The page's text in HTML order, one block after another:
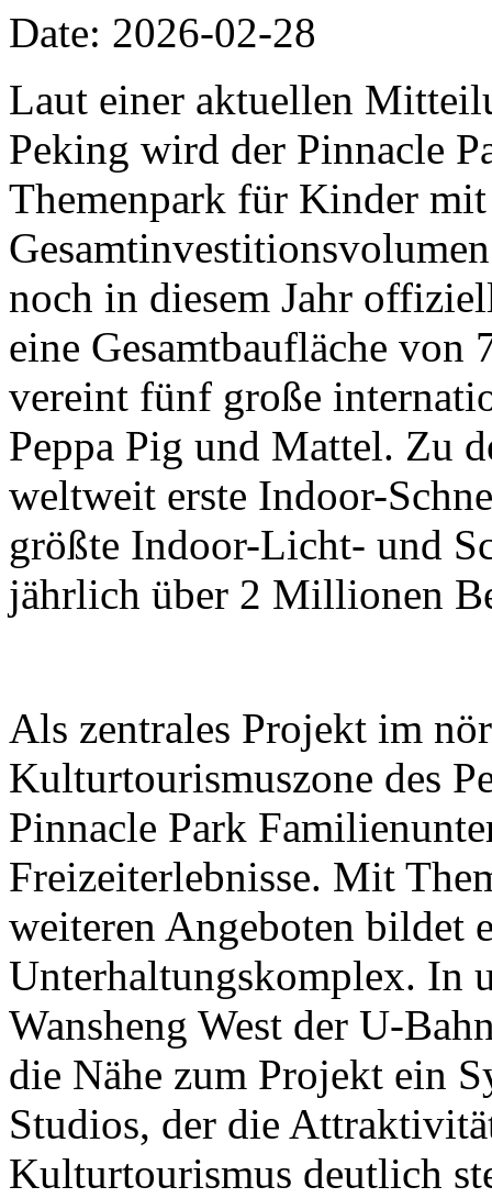
Date: 2026-02-28
Laut einer aktuellen
Peking wird der Pinnacle
Themenpark für Kinder
noch in diesem Jahr
eine Gesamtbaufläche von
vereint fünf große
Peppa Pig und Mattel. Zu
weltweit erste Indoor-
größte Indoor-Licht- und
jährlich über 2 Millionen
Als zentrales Projekt im
Kulturtourismuszone des
Pinnacle Park
Freizeiterlebnisse. Mit
weiteren Angeboten bildet
Unterhaltungskomplex. In
Wansheng West der U-
die Nähe zum Projekt ein
Studios, der die
Kulturtourismus deutlich